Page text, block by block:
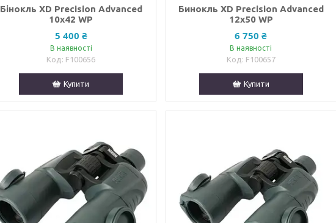
Бінокль XD Precision Advanced
10х42 WP
5 400 ₴
В наявності
F100656
Купити
Бинокль XD Precision Advanced
12х50 WP
6 750 ₴
В наявності
F100657
Купити